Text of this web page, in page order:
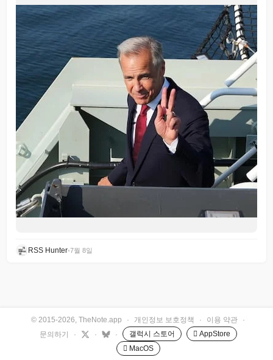
RSS Hunter•7월 8일
© 2015-2026, TheNote.app · 개인정보 보호정책 · 이용 약관
·
문의하기
· · · 갤럭시 스토어
 AppStore
 MacOS